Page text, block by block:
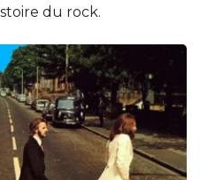
du rock.